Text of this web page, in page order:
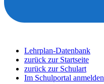
Lehrplan-Datenbank
zurück zur Startseite
zurück zur Schulart
Im Schulportal anmelden